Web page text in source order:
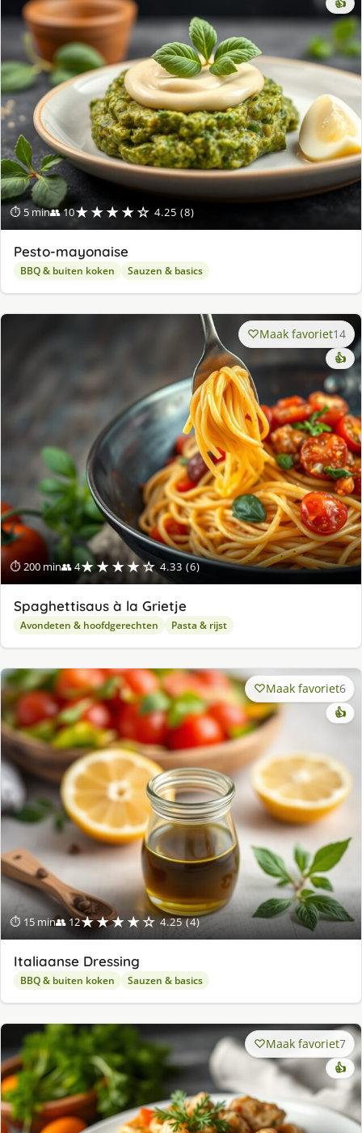
⏱ 5 min👥 10★★★★☆ 4.25 (8)
👍
Pesto-mayonaise
BBQ & buiten koken Sauzen & basics
⏱ 200 min👥 4★★★★☆ 4.33 (6)
Maak favoriet14
👍
Spaghettisaus à la Grietje
Avondeten & hoofdgerechten Pasta & rijst
⏱ 15 min👥 12★★★★☆ 4.25 (4)
Maak favoriet6
👍
Italiaanse Dressing
BBQ & buiten koken Sauzen & basics
Maak favoriet7
👍